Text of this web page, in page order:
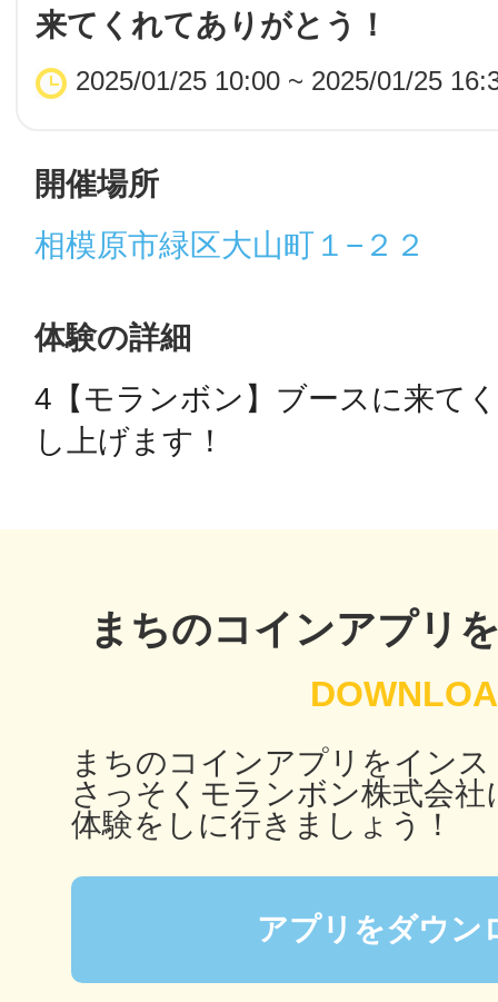
来てくれてありがとう！
2025/01/25 10:00 ~ 2025/01/25
SMS
開催場所
相模原市緑区大山町１−２２
体験の詳細
4【モランボン】ブースに来て
し上げます！
まちのコインアプリ
まちのコインアプリをイン
さっそくモランボン株式会社
体験をしに行きましょう！
アプリをダウン
秋葉原